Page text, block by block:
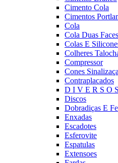
Cimento Cola
Cimentos
Cola
Cola Duas Faces
Colas E
Colheres
Compressor
Cones
Contraplacados
D I V E R S O S
Discos
Dobradiças E
Enxadas
Escadotes
Esferovite
Espatulas
Extensoes